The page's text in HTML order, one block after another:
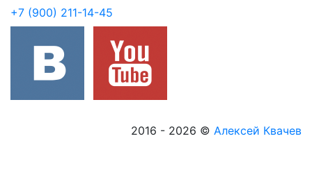
+7 (900) 211-14-45
2016 - 2026 © Алексей Квачев